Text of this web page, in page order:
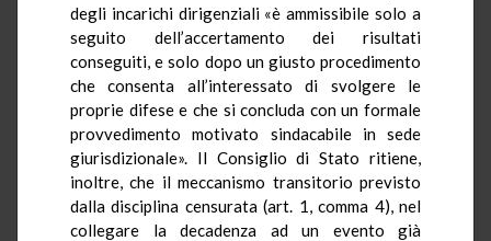
degli incarichi dirigenziali «è ammissibile solo a
seguito dell’accertamento dei risultati
conseguiti, e solo dopo un giusto procedimento
che consenta all’interessato di svolgere le
proprie difese e che si concluda con un formale
provvedimento motivato sindacabile in sede
giurisdizionale». Il Consiglio di Stato ritiene,
inoltre, che il meccanismo transitorio previsto
dalla disciplina censurata (art. 1, comma 4), nel
collegare la decadenza ad un evento già